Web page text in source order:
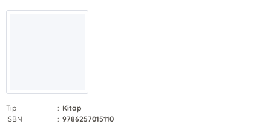
Tip : Kitap
ISBN
: 9786257015110